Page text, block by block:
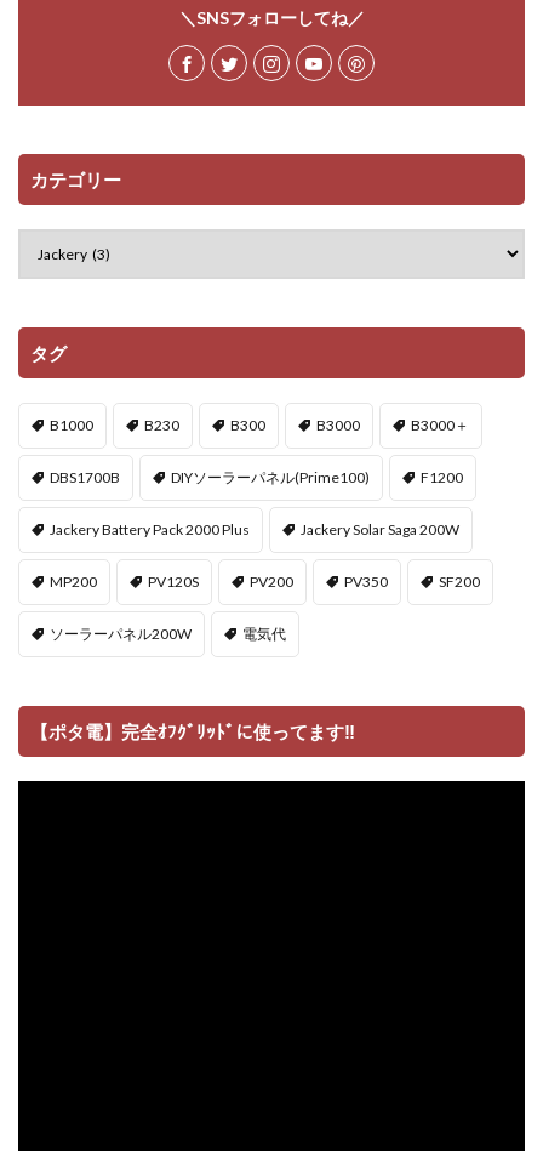
＼SNSフォローしてね／
カテゴリー
タグ
B1000 B230 B300 B3000 B3000＋
DBS1700B DIYソーラーパネル(Prime100) F1200
Jackery Battery Pack 2000 Plus Jackery Solar Saga 200W
MP200 PV120S PV200 PV350 SF200
ソーラーパネル200W 電気代
【ポタ電】完全ｵﾌｸﾞﾘｯﾄﾞに使ってます‼